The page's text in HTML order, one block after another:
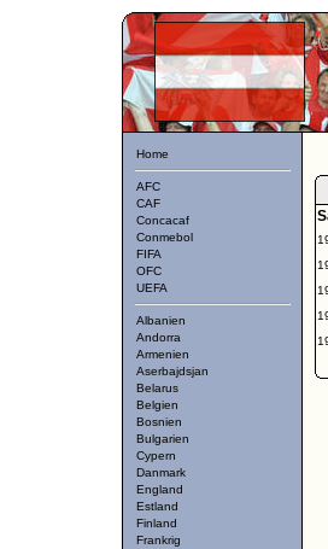
Home
AFC
CAF
Concacaf
Conmebol
FIFA
OFC
UEFA
Albanien
Andorra
Armenien
Aserbajdsjan
Belarus
Belgien
Bosnien
Bulgarien
Cypern
Danmark
England
Estland
Finland
Frankrig